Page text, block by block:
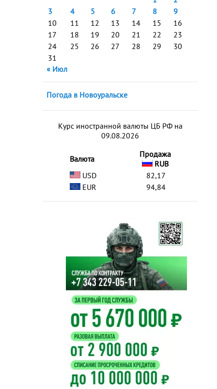
3
4 5 6 7 8
9
10
11 12 13 14 15
16
17
18 19 20 21 22
23
24
25 26 27 28 29
30
31
« Июл
Погода в Новоуральске
Курс иностранной валюты ЦБ РФ на
09.08.2026
Валюта
Продажа
RUB
USD
82,17
EUR
94,84